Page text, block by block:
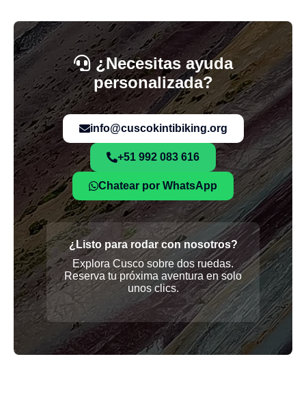
¿Necesitas ayuda
personalizada?
info@cuscokintibiking.org
+51 992 083 616
Chatear por WhatsApp
¿Listo para rodar con nosotros?
Explora Cusco sobre dos ruedas.
Reserva tu próxima aventura en solo
unos clics.